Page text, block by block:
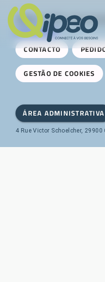
Qipeo © 2025 -Uma
AireServices
CONTACTO
GESTÃO DE COOKIES
ÁREA ADMINISTRATIVA
4 Rue Victor Schoelcher,